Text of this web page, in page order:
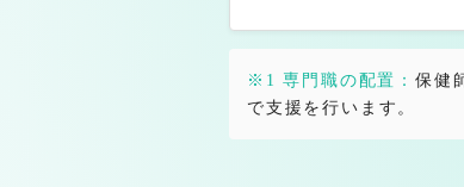
ご相談、お問い合わせページ
sava（さば）くんの雑
※1 専門職の配置： 保健
で支援を行います。